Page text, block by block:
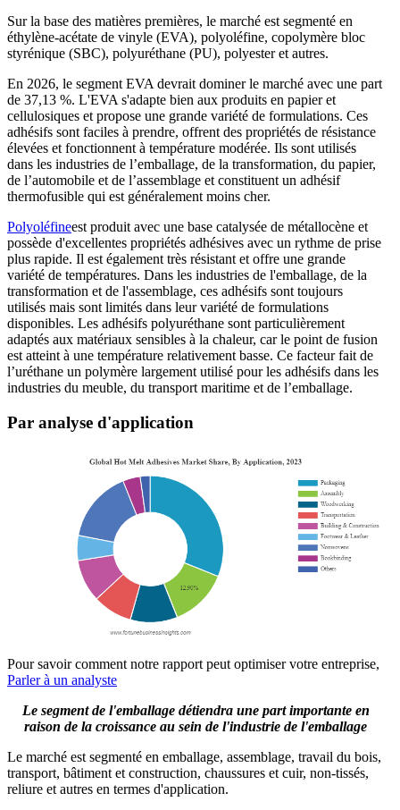
Sur la base des matières premières, le marché est segmenté en
éthylène-acétate de vinyle (EVA), polyoléfine, copolymère bloc
styrénique (SBC), polyuréthane (PU), polyester et autres.
En 2026, le segment EVA devrait dominer le marché avec une part
de 37,13 %. L'EVA s'adapte bien aux produits en papier et
cellulosiques et propose une grande variété de formulations. Ces
adhésifs sont faciles à prendre, offrent des propriétés de résistance
élevées et fonctionnent à température modérée. Ils sont utilisés
dans les industries de l’emballage, de la transformation, du papier,
de l’automobile et de l’assemblage et constituent un adhésif
thermofusible qui est généralement moins cher.
Polyoléfineest produit avec une base catalysée de métallocène et
possède d'excellentes propriétés adhésives avec un rythme de prise
plus rapide. Il est également très résistant et offre une grande
variété de températures. Dans les industries de l'emballage, de la
transformation et de l'assemblage, ces adhésifs sont toujours
utilisés mais sont limités dans leur variété de formulations
disponibles. Les adhésifs polyuréthane sont particulièrement
adaptés aux matériaux sensibles à la chaleur, car le point de fusion
est atteint à une température relativement basse. Ce facteur fait de
l’uréthane un polymère largement utilisé pour les adhésifs dans les
industries du meuble, du transport maritime et de l’emballage.
Par analyse d'application
Pour savoir comment notre rapport peut optimiser votre entreprise,
Parler à un analyste
Le segment de l'emballage détiendra une part importante en
raison de la croissance au sein de l'industrie de l'emballage
Le marché est segmenté en emballage, assemblage, travail du bois,
transport, bâtiment et construction, chaussures et cuir, non-tissés,
reliure et autres en termes d'application.